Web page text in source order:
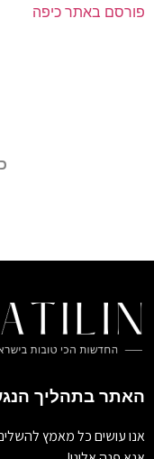
פורסם באתר כיפה
האתר בתהליך
אנו עושים כל מאמץ